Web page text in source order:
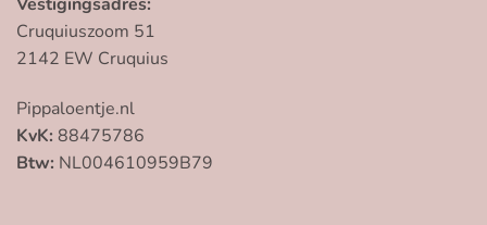
Cruquiuszoom 51
2142 EW Cruquius
Pippaloentje.nl
KvK: 88475786
Btw: NL004610959B79